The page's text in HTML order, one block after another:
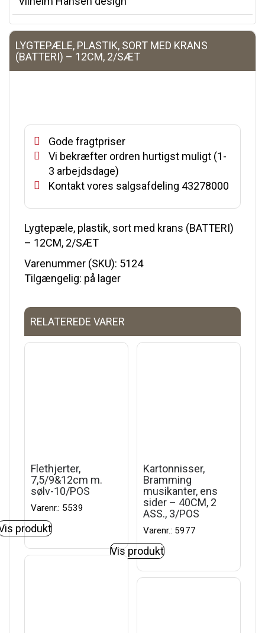
LYGTEPÆLE, PLASTIK, SORT MED KRANS
(BATTERI) – 12CM, 2/SÆT
Gode fragtpriser
Vi bekræfter ordren hurtigst muligt (1-
3 arbejdsdage)
Kontakt vores salgsafdeling 43278000
Lygtepæle, plastik, sort med krans (BATTERI)
– 12CM, 2/SÆT
Varenummer (SKU): 5124
Tilgængelig: på lager
RELATEREDE VARER
Flethjerter,
7,5/9&12cm m.
sølv-10/POS
Varenr.: 5539
produkt
Kartonnisser,
Bramming
musikanter, ens
sider – 40CM, 2
ASS., 3/POS
Varenr.: 5977
Vis produkt